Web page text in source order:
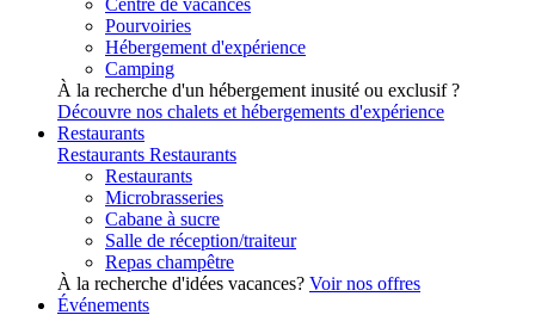
Pourvoiries
Hébergement d'expérience
Camping
À la recherche d'un hébergement inusité ou exclusif ?
Découvre nos chalets et hébergements d'expérience
Restaurants
Restaurants Restaurants
Restaurants
Microbrasseries
Cabane à sucre
Salle de réception/traiteur
Repas champêtre
À la recherche d'idées vacances? Voir nos offres
Événements